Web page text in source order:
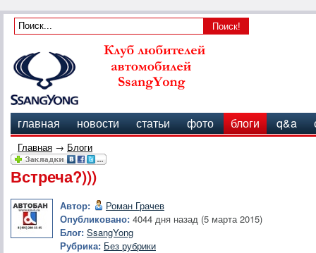
главная новости статьи фото блоги q&a
Главная → Блоги
Встреча?)))
Автор:
Роман Грачев
Опубликовано: 4044 дня назад (5 марта 2015)
Блог: SsangYong
Рубрика: Без рубрики